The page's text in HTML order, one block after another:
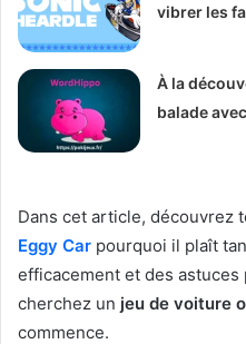
vibrer les
À la
balade
Dans cet article, découvrez
Eggy Car pourquoi il plaît
efficacement et des
cherchez un jeu de voiture
commence.